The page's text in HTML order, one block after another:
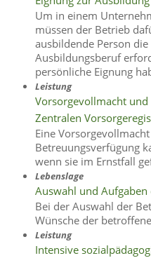
Um in einem
müssen der Betrieb
ausbildende Person
Ausbildungsberuf
persönliche Eignung
Leistung
Vorsorgevollmacht
Zentralen
Eine
Betreuungsverfügung
wenn sie im Ernstfall
Lebenslage
Auswahl und
Bei der Auswahl der
Wünsche der
Leistung
Intensive